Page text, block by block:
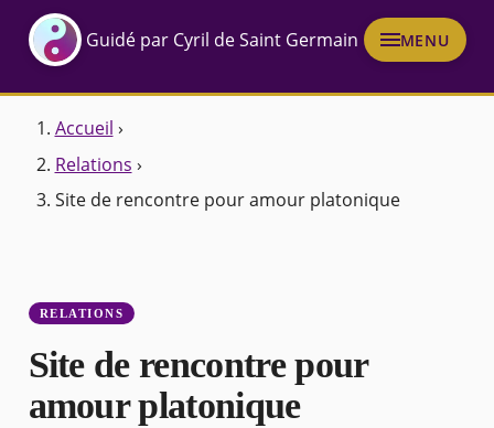
Guidé par Cyril de Saint Germain MENU
Accueil ›
Relations ›
Site de rencontre pour amour platonique
RELATIONS
Site de rencontre pour
amour platonique